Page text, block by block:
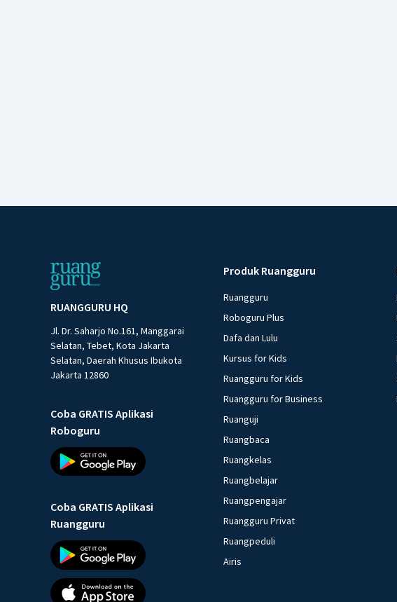
RUANGGURU HQ
Jl. Dr. Saharjo No.161, Manggarai
Selatan, Tebet, Kota Jakarta
Selatan, Daerah Khusus Ibukota
Jakarta 12860
Coba GRATIS Aplikasi
Roboguru
Coba GRATIS Aplikasi
Ruangguru
Produk Ruangguru
Ruangguru
Roboguru Plus
Dafa dan Lulu
Kursus for Kids
Ruangguru for Kids
Ruangguru for Business
Ruanguji
Ruangbaca
Ruangkelas
Ruangbelajar
Ruangpengajar
Ruangguru Privat
Ruangpeduli
Airis